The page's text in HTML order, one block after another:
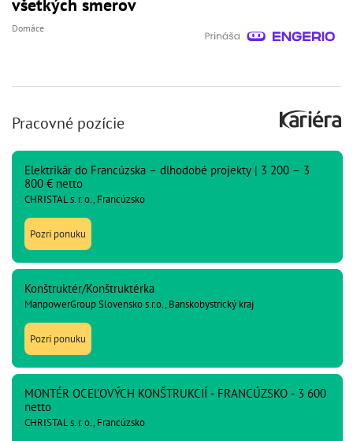
všetkých smerov
Domáce
Pracovné pozície
Elektrikár do Francúzska – dlhodobé projekty | 3 200 – 3
800 € netto
CHRISTAL s. r. o., Francúzsko
Pozri ponuku
Konštruktér/Konštruktérka
ManpowerGroup Slovensko s.r.o., Banskobystrický kraj
Pozri ponuku
MONTÉR OCEĽOVÝCH KONŠTRUKCIÍ - FRANCÚZSKO - 3 600
netto
CHRISTAL s. r. o., Francúzsko